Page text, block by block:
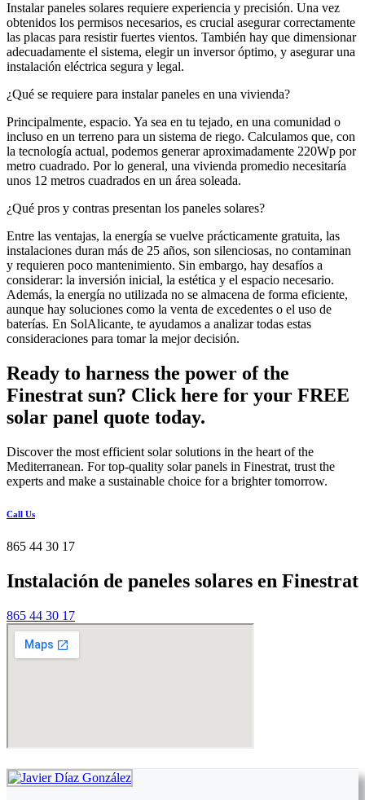
Instalar paneles solares requiere experiencia y precisión. Una vez
obtenidos los permisos necesarios, es crucial asegurar correctamente
las placas para resistir fuertes vientos. También hay que dimensionar
adecuadamente el sistema, elegir un inversor óptimo, y asegurar una
instalación eléctrica segura y legal.
¿Qué se requiere para instalar paneles en una vivienda?
Principalmente, espacio. Ya sea en tu tejado, en una comunidad o
incluso en un terreno para un sistema de riego. Calculamos que, con
la tecnología actual, podemos generar aproximadamente 220Wp por
metro cuadrado. Por lo general, una vivienda promedio necesitaría
unos 12 metros cuadrados en un área soleada.
¿Qué pros y contras presentan los paneles solares?
Entre las ventajas, la energía se vuelve prácticamente gratuita, las
instalaciones duran más de 25 años, son silenciosas, no contaminan
y requieren poco mantenimiento. Sin embargo, hay desafíos a
considerar: la inversión inicial, la estética y el espacio necesario.
Además, la energía no utilizada no se almacena de forma eficiente,
aunque hay soluciones como la venta de excedentes o el uso de
baterías. En SolAlicante, te ayudamos a analizar todas estas
consideraciones para tomar la mejor decisión.
Ready to harness the power of the
Finestrat sun? Click here for your FREE
solar panel quote today.
Discover the most efficient solar solutions in the heart of the
Mediterranean. For top-quality solar panels in Finestrat, trust the
experts and make a sustainable choice for a brighter tomorrow.
Call Us
865 44 30 17
Instalación de paneles solares en Finestrat
865 44 30 17